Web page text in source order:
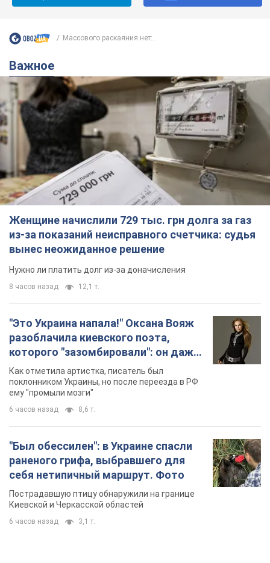
Массового раскаяния нет:...
Важное
Женщине начислили 729 тыс. грн долга за газ
из-за показаний неисправного счетчика: судья
вынес неожиданное решение
Нужно ли платить долг из-за доначисления
8 часов назад 12,1 т.
"Это Украина напала!" Оксана Вояж
разоблачила киевского поэта,
которого "зазомбировали": он даже
русского не знал, а теперь хочет
геноцида украинцев
Как отметила артистка, писатель был
поклонником Украины, но после переезда в РФ
ему "промыли мозги"
6 часов назад 8,6 т.
"Был обессилен": в Украине спасли
раненого грифа, выбравшего для
себя нетипичный маршрут. Фото
Пострадавшую птицу обнаружили на границе
Киевской и Черкасской областей
6 часов назад 3,1 т.